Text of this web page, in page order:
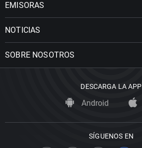
EMISORAS
NOTICIAS
SOBRE NOSOTROS
DESCARGA LA APP
Android
SÍGUENOS EN